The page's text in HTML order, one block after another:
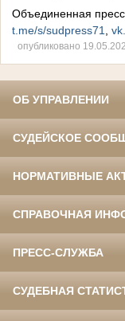
Объединенная
t.me/s/sudpress71
опубликовано
ОБ УПРАВЛЕНИИ
СУДЕЙСКОЕ
НОРМАТИВНЫЕ
СПРАВОЧНАЯ
ПРЕСС-СЛУЖБА
СУДЕБНАЯ